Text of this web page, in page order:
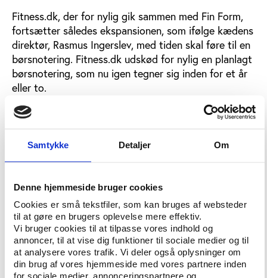
Samtykke Detaljer Om
Denne hjemmeside bruger cookies
Cookies er små tekstfiler, som kan bruges af websteder
til at gøre en brugers oplevelse mere effektiv.
Vi bruger cookies til at tilpasse vores indhold og
annoncer, til at vise dig funktioner til sociale medier og til
at analysere vores trafik. Vi deler også oplysninger om
din brug af vores hjemmeside med vores partnere inden
Fitness.dk, der for nylig gik sammen med Fin Form,
fortsætter således ekspansionen, som ifølge kædens
direktør, Rasmus Ingerslev, med tiden skal føre til en
børsnotering. Fitness.dk udskød for nylig en planlagt
børsnotering, som nu igen tegner sig inden for et år
eller to.
Danmark har op mod 500 kommercielle fitness-
centre, og sektoren er for tiden i stor udvikling. Men
sektoren er fortsat kendetegnet ved mange små
aktører. Den nye fusion skaber for første gang en
bred vifte af aktiviteter og et stadigt mere
landsdækkende net af afdelinger.
Hard Work er på vej med Danmarks største fitness-
center i Valby på 5500 kvm. I dag har Hard Work
seks centre i Københavns-området, yderligere fire på
Sjælland samt et i Aabenraa. Fitness.dk har netop